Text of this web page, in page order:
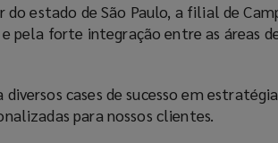
estado de São Paulo, a filial de
pela forte integração entre as áreas
cases de sucesso em
para nossos clientes.